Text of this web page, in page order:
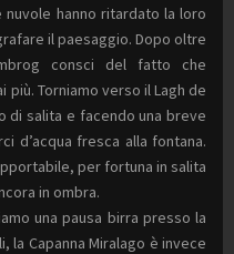
nuvole hanno ritardato la loro
il paesaggio. Dopo oltre
consci del fatto che
Torniamo verso il Lagh de
di salita e facendo una breve
d’acqua fresca alla fontana.
per fortuna in salita
in ombra.
una pausa birra presso la
la Capanna Miralago è invece